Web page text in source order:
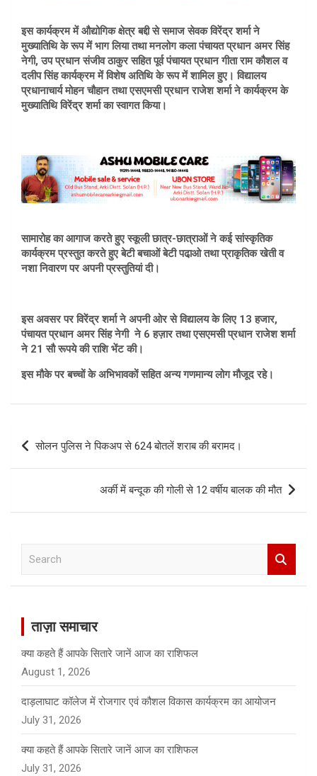
इस कार्यक्रम में औद्योगिक क्षेत्र बद्दी से समाज सेवक विरेंद्र शर्मा ने
मुख्यातिथि के रूप में भाग लिया तथा मनलोग कला पंचायत प्रधान अमर सिंह
नेगी, उप प्रधान संजीव ठाकुर सहित पूर्व पंचायत प्रधान गीता राम कौशल व
दलीप सिंह कार्यक्रम में विशेष अतिथि के रूप में शामिल हुए।विद्यालय
प्रधानाचार्य मोहन चौहान तथा एसएमसी प्रधान राजेश शर्मा ने कार्यक्रम के
मुख्यातिथि विरेंद्र शर्मा का स्वागत किया।
सामारोह का आगाज करते हुए स्कूली छात्र-छात्राओं ने कई सांस्कृतिक
कार्यक्रम प्रस्तुत करते हुए बेटी बचाओं बेटी पढा़ओ तथा प्राकृतिक खेती व
नशा निवारण पर अपनी प्रस्तुतियां दी।
इस अवसर पर विरेंद्र शर्मा ने अपनी ओर से विद्यालय के लिए 13 हजार,
पंचायत प्रधान अमर सिंह नेगी ने 6 हज़ार तथा एसएमसी प्रधान राजेश शर्मा
ने 21 सौ रूपये की राशि भेंट की।
इस मौके पर बच्चों के अभिभावकों सहित अन्य गणमान्य लोग मौजूद रहे।
Post
navigation
सोलन पुलिस ने पिकअप से 624 बोतलें शराब की बरामद।
अर्की में बन्दूक की गोली से 12 वर्षीय बालक की मौत
ताज़ा समाचार
क्या कहते हैं आपके सितारे जानें आज का राशिफल
August 1, 2026
दाड़लाघाट कॉलेज में रोजगार एवं कौशल विकास कार्यक्रम का आयोजन
July 31, 2026
क्या कहते हैं आपके सितारे जानें आज का राशिफल
July 31, 2026